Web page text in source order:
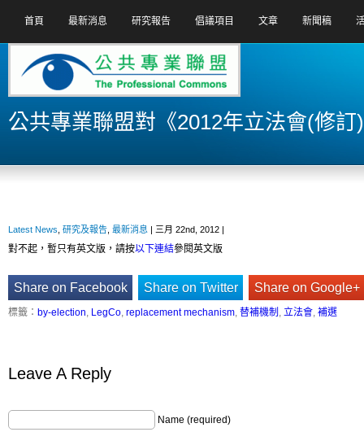
首頁 最新消息 研究報告 倡議項目 文章 新聞稿
公共專業聯盟對《2012年立法會(修
Latest News 研究及報告 最新消息 | 三月 22nd, 2012 |
對不起，暫只有英文版，請按以下連結參閱英文版
Share on Facebook Share on Twitter Share on Google+
標籤： by-election, LegCo, replacement mechanism, 替補機制 , 立法會, 補選
Leave A Reply
Name (required)